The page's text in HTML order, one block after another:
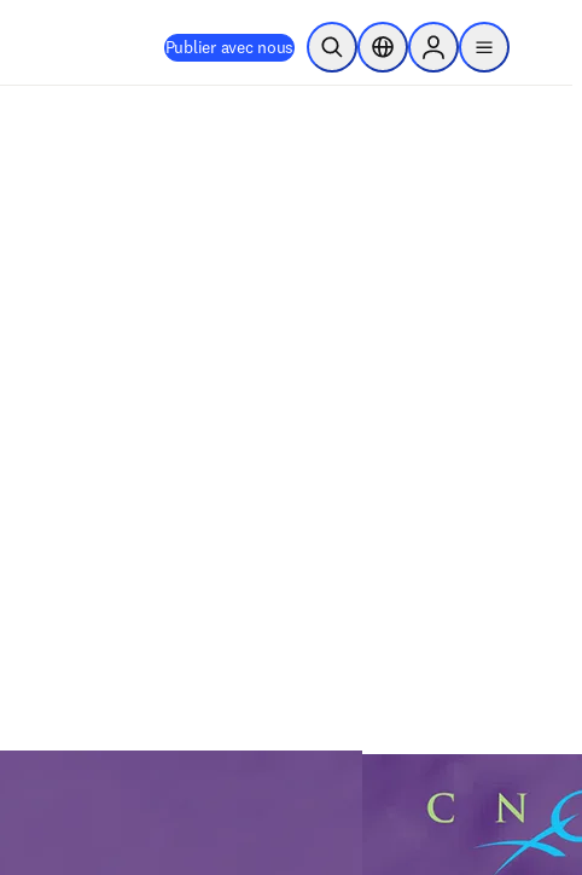
Publier avec nous Ouvrir la recherche
Sélecteur de localisation
Sign in to products
menu